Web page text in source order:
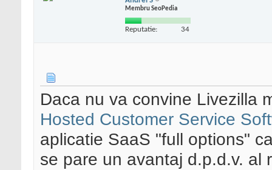
Membru SeoPedia
Reputatie: 34
Daca nu va convine Livezilla
Hosted Customer Service
aplicatie SaaS "full options"
se pare un avantaj d.p.d.v. al